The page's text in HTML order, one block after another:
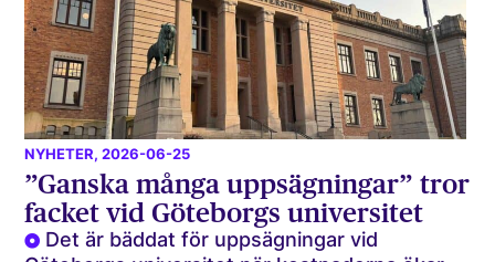
NYHETER, 2026-06-25
”Ganska många uppsägningar” tror
facket vid Göteborgs universitet
Det är bäddat för uppsägningar vid